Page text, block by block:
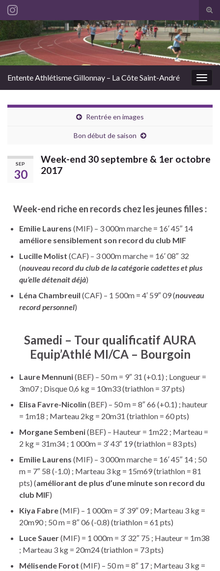
Search for:
Entente Athlétisme Gillonnay – La Côte Saint-André
Rentrée en images
Bon début de saison
SEP
30
Week-end 30 septembre & 1er octobre
2017
Week-end riche en records chez les jeunes filles :
Emilie Laurens (MIF) – 3 000m marche = 16′ 45″ 14
améliore sensiblement son record du club MIF
Lucille Molist (CAF) – 3 000m marche = 16′ 08″ 32
(nouveau record du clubde la catégorie cadettes et plus
qu’elle détenait déjà)
Léna Chambreuil (CAF) – 1 500m = 4′ 59″ 09 (nouveau
record personnel)
Samedi – Tour qualificatif AURA
Equip’Athlé MI/CA – Bourgoin
Laure Mennuni(BEF) – 50 m = 9″ 31 (+0.1) ; Longueur =
3m07 ; Disque 0,6 kg = 10m33 (triathlon = 37 pts)
Elisa Favre-Nicolin (BEF) – 50 m = 8″ 66 (+0.1) ; hauteur
= 1m18 ; Marteau 2kg = 20m31 (triathlon = 60 pts)
Morgane Sembeni(BEF) – Hauteur = 1m22 ; Marteau =
2 kg = 31m34 ; 1 000m = 3′ 43″ 19 (triathlon = 83 pts)
Emilie Laurens (MIF) – 3 000m marche = 16′ 45″ 14 ; 50
m = 7″ 58 (-1.0) ; Marteau 3 kg = 15m69 (triathlon = 81
pts) (améliorant de plus d’une minute son record du
club MIF)
Kiya Fabre(MIF) – 1 000m = 3′ 39″ 09 ; Marteau 3 kg =
20m90 ; 50 m = 8″ 06 (-0.8) (triathlon = 61 pts)
Luce Sauer(MIF) = 1 000m = 3′ 32″ 75 ; Hauteur = 1m38
; Marteau 3 kg = 20m24 (triathlon = 73 pts)
Mélisende Forot (MIF) – 50 m = 8″ 17 ; Marteau 3 kg =